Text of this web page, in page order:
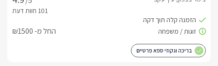
החל מ- ₪1500
בריכה וגקוזי ספא פרטיים